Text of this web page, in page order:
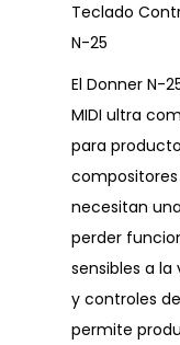
Teclado
N-25
El Donner N-
MIDI ultra
para
necesitan
perder
sensibles a la
y controles
permite